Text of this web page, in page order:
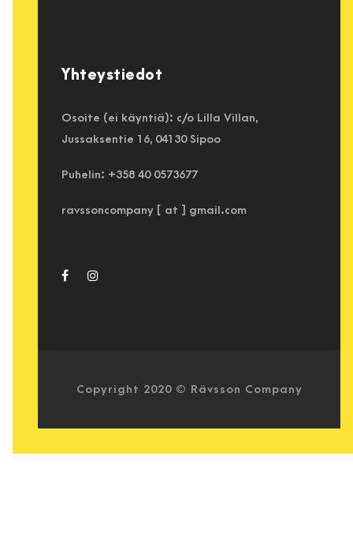
Yhteystiedot
Osoite (ei käyntiä): c/o Lilla Villan,
Jussaksentie 16, 04130 Sipoo
Puhelin: +358 40 0573677
ravssoncompany [ at ] gmail.com
Copyright 2020 © Rävsson Company